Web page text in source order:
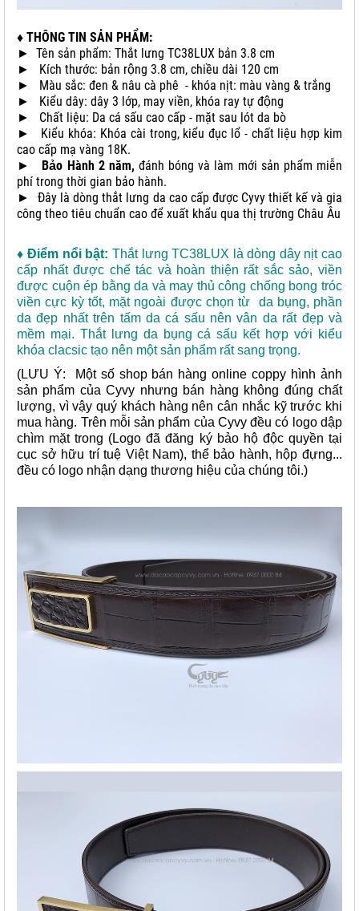
♦ THÔNG TIN SẢN PHẨM:
► Tên sản phẩm: Thắt lưng TC38LUX bản 3.8 cm
► Kích thước: bản rộng 3.8 cm, chiều dài 120 cm
► Màu sắc: đen & nâu cà phê - khóa nịt: màu vàng & trắng
► Kiểu dây: dây 3 lớp, may viền, khóa ray tự động
► Chất liệu: Da cá sấu cao cấp - mặt sau lót da bò
► Kiểu khóa: Khóa cài trong, kiểu đục lổ - chất liệu hợp kim
cao cấp mạ vàng 18K.
►
Bảo Hành 2 năm,đánh bóng và làm mới sản phẩm miễn
phí trong thời gian bảo hành.
►
Đây là dòng thắt lưng da cao cấp được Cyvy thiết kế và gia
công theo tiêu chuẩn cao để xuất khẩu qua thị trường Châu Âu
♦ Điểm nổi bật: Thắt lưng TC38LUX là dòng dây nịt cao
cấp nhất được chế tác và hoàn thiện rất sắc sảo, viền
được cuộn ép bằng da và may thủ công chống bong tróc
viền cực kỳ tốt, mặt ngoài được chọn từ da bụng, phần
da đẹp nhất trên tấm da cá sấu nên vân da rất đẹp và
mềm mại. Thắt lưng da bụng cá sấu kết hợp với kiểu
khóa clacsic tạo nên một sản phẩm rất sang trọng.
(LƯU Ý: Một số shop bán hàng online coppy hình ảnh
sản phẩm của Cyvy nhưng bán hàng không đúng chất
lượng, vì vậy quý khách hàng nên cân nhắc kỹ trước khi
mua hàng. Trên mỗi sản phẩm của Cyvy đều có logo dập
chìm mặt trong (Logo đã đăng ký bảo hộ độc quyền tại
cục sở hữu trí tuệ Việt Nam), thể bảo hành, hộp đựng...
đều có logo nhận dạng thương hiệu của chúng tôi.)